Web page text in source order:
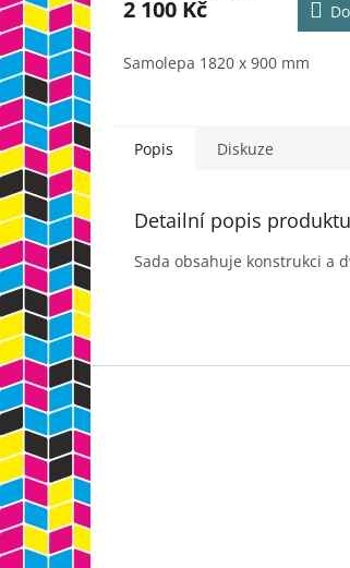
2 100 Kč
Samolepa 1820 x 900 mm
Popis Diskuze
Detailní popis produktu
Sada obsahuje konstrukci a
Z
á
p
a
t
í